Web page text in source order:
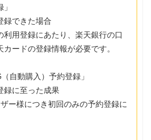
録できた場合
用登録にあたり、楽天銀行の口
カードの登録情報が必要です。
（自動購入）予約登録」
録に至った成果
ザー様につき初回のみの予約登録に